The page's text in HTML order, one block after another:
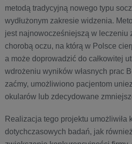
metodą tradycyjną nowego typu
wydłużonym zakresie widzenia.
jest najnowocześniejszą w leczeniu
chorobą oczu, na którą w Polsce
a może doprowadzić do całkowitej
wdrożeniu wyników własnych prac
zaćmy, umożliwiono pacjentom
okularów lub zdecydowane
Realizacja tego projektu umożliwiła
dotychczasowych badań, jak